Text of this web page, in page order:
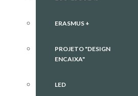
ERASMUS +
PROJETO "DESIGN
ENCAIXA"
LED